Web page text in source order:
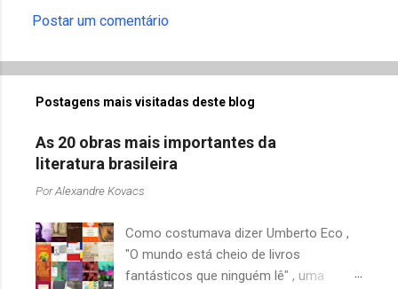
Postar um comentário
Postagens mais visitadas deste blog
As 20 obras mais importantes da
literatura brasileira
PorAlexandre Kovacs
Como costumava dizer Umberto Eco ,
"O mundo está cheio de livros
fantásticos que ninguém lê" , uma